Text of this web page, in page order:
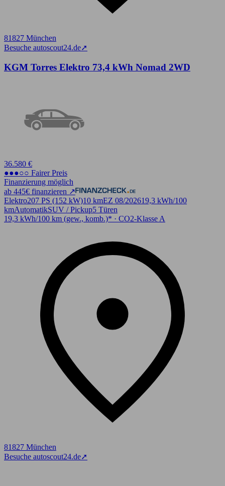
81827 München
Besuche autoscout24.de➚
KGM Torres Elektro 73,4 kWh Nomad 2WD
36.580 €
●●●○○ Fairer Preis
Finanzierung möglich
ab 445€ finanzieren ↗
Elektro207 PS (152 kW)10 kmEZ 08/202619,3 kWh/100
kmAutomatikSUV / Pickup5 Türen
19,3 kWh/100 km (gew., komb.)* · CO2-Klasse A
81827 München
Besuche autoscout24.de➚